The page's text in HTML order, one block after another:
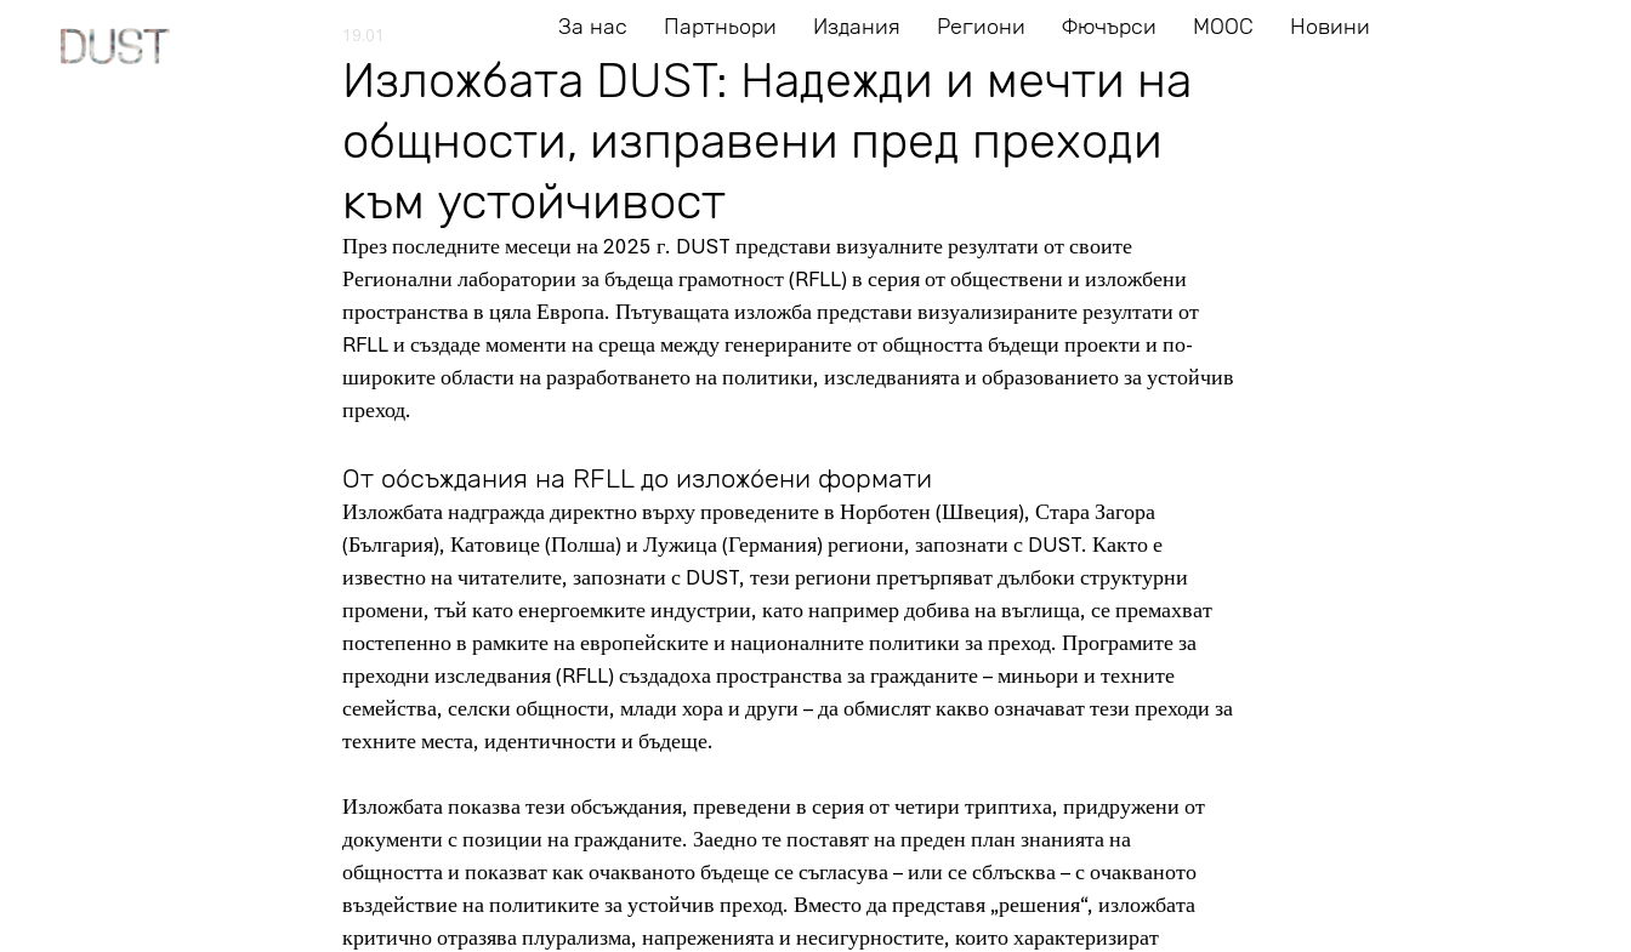
За нас Партньори Издания Региони Фючърси MOOC Новини
Изложбата DUST: Надежди и мечти на
общности, изправени пред преходи
към устойчивост
19.01
През последните месеци на 2025 г. DUST представи визуалните резултати от своите
Регионални лаборатории за бъдеща грамотност (RFLL) в серия от обществени и изложбени
пространства в цяла Европа. Пътуващата изложба представи визуализираните резултати от
RFLL и създаде моменти на среща между генерираните от общността бъдещи проекти и по-
широките области на разработването на политики, изследванията и образованието за устойчив
преход.
От обсъждания на RFLL до изложбени формати
Изложбата надгражда директно върху проведените в Норботен (Швеция), Стара Загора
(България), Катовице (Полша) и Лужица (Германия) региони, запознати с DUST. Както е
известно на читателите, запознати с DUST, тези региони претърпяват дълбоки структурни
промени, тъй като енергоемките индустрии, като например добива на въглища, се премахват
постепенно в рамките на европейските и националните политики за преход. Програмите за
преходни изследвания (RFLL) създадоха пространства за гражданите – миньори и техните
семейства, селски общности, млади хора и други – да обмислят какво означават тези преходи за
техните места, идентичности и бъдеще.
Изложбата показва тези обсъждания, преведени в серия от четири триптиха, придружени от
документи с позиции на гражданите. Заедно те поставят на преден план знанията на
общността и показват как очакваното бъдеще се съгласува – или се сблъсква – с очакваното
въздействие на политиките за устойчив преход. Вместо да представя „решения“, изложбата
критично отразява плурализма, напреженията и несигурностите, които характеризират